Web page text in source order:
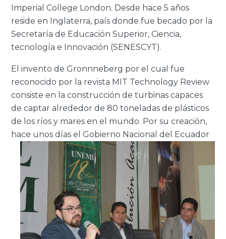
Imperial College London. Desde hace 5 años
reside en Inglaterra, país donde fue becado por la
Secretaría de Educación Superior, Ciencia,
tecnología e Innovación (SENESCYT).
El invento de Gronnneberg por el cual fue
reconocido por la revista MIT Technology Review
consiste en la construcción de turbinas capaces
de captar alrededor de 80 toneladas de plásticos
de los ríos y mares en el mundo. Por su creación,
hace unos días el Gobierno Nacional del Ecuador